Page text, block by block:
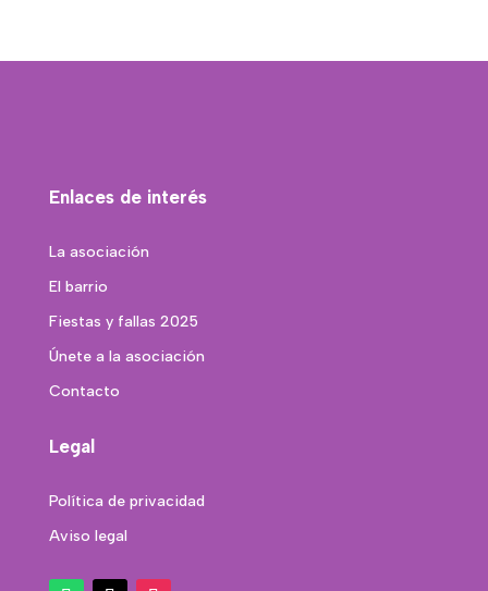
Enlaces de interés
La asociación
El barrio
Fiestas y fallas 2025
Únete a la asociación
Contacto
Legal
Política de privacidad
Aviso legal